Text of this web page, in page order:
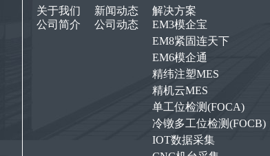
关于我们
公司简介
新闻动态
公司动态
解决方案
EM3模企宝
EM8紧固连天下
EM6模企通
精纬注塑MES
精机云MES
单工位检测(FOCA)
冷镦多工位检测(FOCB)
IOT数据采集